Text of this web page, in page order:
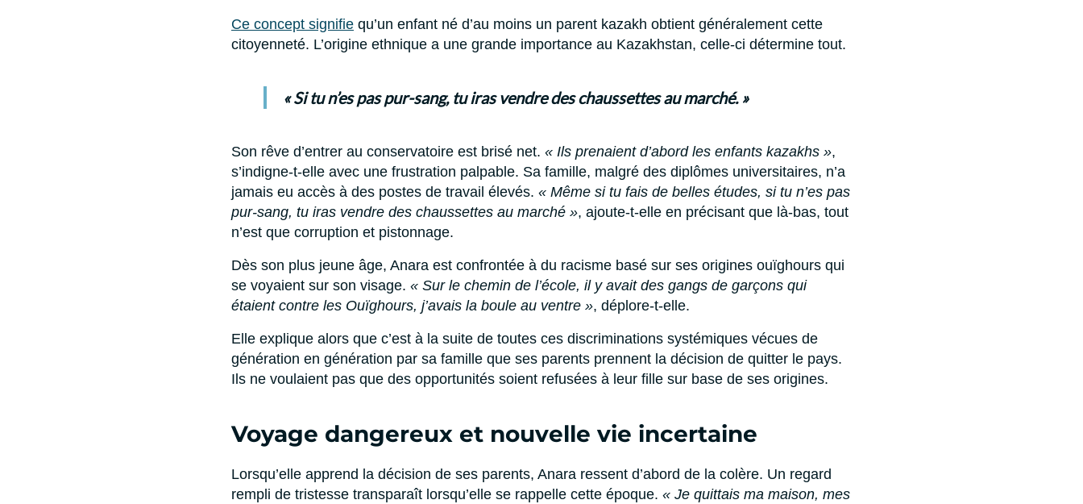
Ce concept signifie qu’un enfant né d’au moins un parent kazakh obtient généralement cette
citoyenneté. L’origine ethnique a une grande importance au Kazakhstan, celle-ci détermine tout.
« Si tu n’es pas pur-sang, tu iras vendre des chaussettes au marché. »
Son rêve d’entrer au conservatoire est brisé net. « Ils prenaient d’abord les enfants kazakhs »,
s’indigne-t-elle avec une frustration palpable. Sa famille, malgré des diplômes universitaires, n’a
jamais eu accès à des postes de travail élevés. « Même si tu fais de belles études, si tu n’es pas
pur-sang, tu iras vendre des chaussettes au marché », ajoute-t-elle en précisant que là-bas, tout
n’est que corruption et pistonnage.
Dès son plus jeune âge, Anara est confrontée à du racisme basé sur ses origines ouïghours qui
se voyaient sur son visage. « Sur le chemin de l’école, il y avait des gangs de garçons qui
étaient contre les Ouïghours, j’avais la boule au ventre », déplore-t-elle.
Elle explique alors que c’est à la suite de toutes ces discriminations systémiques vécues de
génération en génération par sa famille que ses parents prennent la décision de quitter le pays.
Ils ne voulaient pas que des opportunités soient refusées à leur fille sur base de ses origines.
Voyage dangereux et nouvelle vie incertaine
Lorsqu’elle apprend la décision de ses parents, Anara ressent d’abord de la colère. Un regard
rempli de tristesse transparaît lorsqu’elle se rappelle cette époque. « Je quittais ma maison, mes